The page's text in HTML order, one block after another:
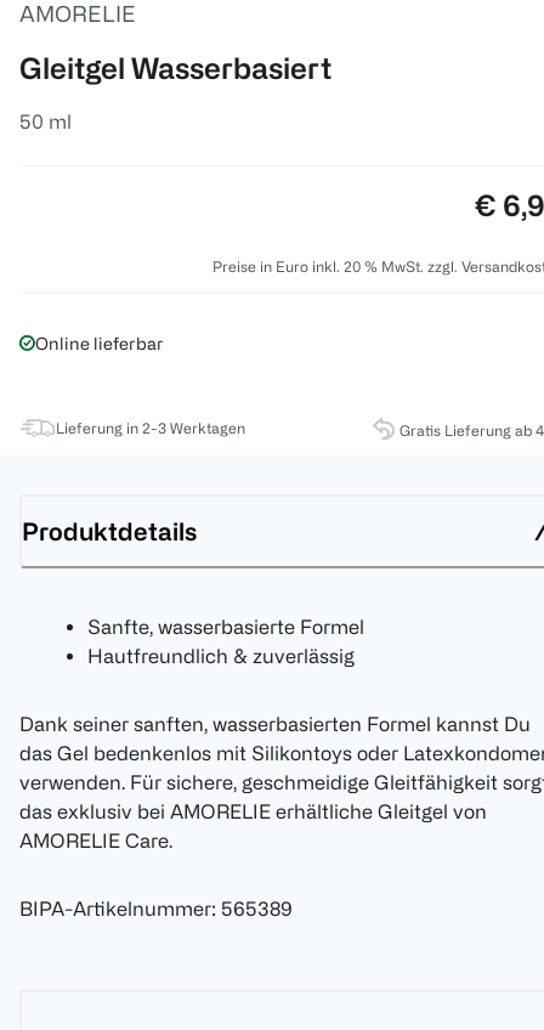
AMORELIE
Gleitgel Wasserbasiert
50 ml
€
Preise in Euro inkl. 20 % MwSt. zzgl.
Online lieferbar
Lieferung in 2-3 Werktagen Gratis Lieferung ab
Produktdetails
Sanfte, wasserbasierte Formel
Hautfreundlich & zuverlässig
Dank seiner sanften, wasserbasierten Formel kannst Du
das Gel bedenkenlos mit Silikontoys oder
verwenden. Für sichere, geschmeidige Gleitfähigkeit
das exklusiv bei AMORELIE erhältliche Gleitgel von
AMORELIE Care.
BIPA-Artikelnummer: 565389